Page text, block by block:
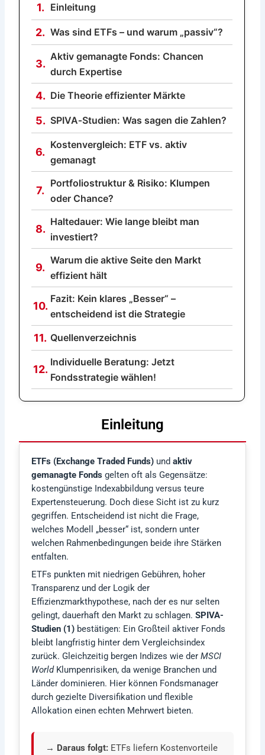
1. Einleitung
2. Was sind ETFs – und warum „passiv“?
3.
Aktiv gemanagte Fonds: Chancen
durch Expertise
4. Die Theorie effizienter Märkte
5. SPIVA‑Studien: Was sagen die Zahlen?
6.
Kostenvergleich: ETF vs. aktiv
gemanagt
7.
Portfoliostruktur & Risiko: Klumpen
oder Chance?
8.
Haltedauer: Wie lange bleibt man
investiert?
9.
Warum die aktive Seite den Markt
effizient hält
10.
Fazit: Kein klares „Besser“ –
entscheidend ist die Strategie
11. Quellenverzeichnis
12.
Individuelle Beratung: Jetzt
Fondsstrategie wählen!
Einleitung
ETFs (Exchange Traded Funds) undaktiv
gemanagte Fonds gelten oft als Gegensätze:
kostengünstige Indexabbildung versus teure
Expertensteuerung. Doch diese Sicht ist zu kurz
gegriffen. Entscheidend ist nicht die Frage,
welches Modell „besser“ ist, sondern unter
welchen Rahmenbedingungen beide ihre Stärken
entfalten.
ETFs punkten mit niedrigen Gebühren, hoher
Transparenz und der Logik der
Effizienzmarkthypothese, nach der es nur selten
gelingt, dauerhaft den Markt zu schlagen.SPIVA-
Studien (1) bestätigen: Ein Großteil aktiver Fonds
bleibt langfristig hinter dem Vergleichsindex
zurück. Gleichzeitig bergen Indizes wie derMSCI
WorldKlumpenrisiken, da wenige Branchen und
Länder dominieren. Hier können Fondsmanager
durch gezielte Diversifikation und flexible
Allokation einen echten Mehrwert bieten.
→ Daraus folgt: ETFs liefern Kostenvorteile